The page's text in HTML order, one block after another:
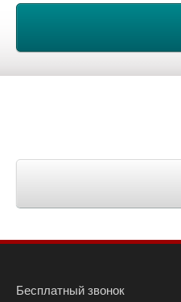
Бесплатный звонок